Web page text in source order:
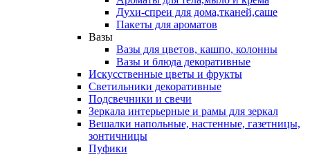
Духи-спреи для дома,тканей,саше
Пакеты для ароматов
Вазы
Вазы для цветов, кашпо, колонны
Вазы и блюда декоративные
Искусственные цветы и фрукты
Светильники декоративные
Подсвечники и свечи
Зеркала интерьерные и рамы для зеркал
Вешалки напольные, настенные, газетницы,
зонтичницы
Пуфики